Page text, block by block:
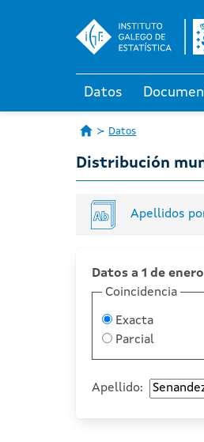
Datos
Datos
Distribución
Apellidos
Datos a 1 de
Coincidencia
Exacta
Parcial
Apellido: